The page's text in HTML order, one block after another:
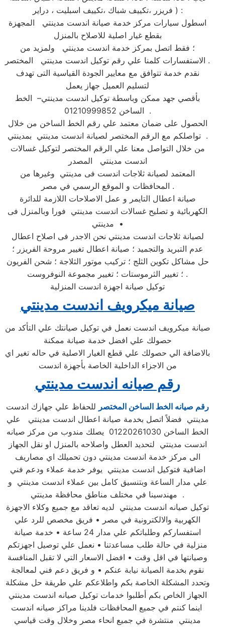
فريزر ،تكييف شباك ،تكييف اسبليت ، دراير ) :
اسطول سيارات مركز خدمة صيانة اندست مدينتي المجهزة
بقطع غيار اصلية للاصلاح بالمنزل
؛ فقط اتصل بمركز خدمة اندست مدينتي ولمزيد من
الاستفسارات كلمنا علي رقم توكيل اندست مدينتي المختصر .
نقدم خدمة تتوافق مع معايير الجودة القياسية التى تهدف
لتسليم العميل جهاز يعمل
بأقصي جهد ممكن وباسطة توكيل اندست مدينتي– الخط
الساخن 01210999852 .
الحصول على ضمان معتمد علي رقم الخط الساخن من خلال
تواصلكم مع الرقم المختصر لصيانة اندست مدينتي بمدينتي .
من خلال التواصل معنا علي الرقم المختصر لتوكيل غسالات
اندست مدينتي المصدر
المعتمد لصيانة ثلاجات اندست فى مدينتي وغيرها من
المحافظات و الموقع الرسمي في مصر .
صيانة اعطال التايمر و عمل الاصلاحات اللازمة للدائرة
الكهربائية و تصليح غسالات اندست مدينتي فورا وبالمنزل فى
مدينتي •
لصيانة ثلاجات اندست مدينتي نحن الاجدر فى اصلاح اعطال
عدم التبريد والتجميد ؛ صيانة اعطال تغيير مروحة الفريزر ؛
حل مشاكل تكوين الثلج ؛ تركيب موتور الثلاجة ؛ شحن الفريون
؛ تغيير الثرموستات ؛ تغيير مجموعة النوفروست .
توكيل صيانة اجهزة اندست المنزلية
صيانة ميكرويف اندست مدينتي
صيانة ميكرويف اندست نعمل في توكيل صيانتك علي التأكد من
حصولك علي افضل خدمة صيانة ممكنة
بالاضافة الي حصولك علي قطع الغيار الاصلية في حاله تغير اي
من الاجزاء الداخلية الخاصة بأجهزة اندست
رقم صيانه اندست مدينتي
رقم صيانه الخط الساخن المختصر للحفاظ علي جهازك اندست
مدينتي فضلاً اتصل بخدمة صيانة اعطال اندست مدينتي علي
الخط الساخن 01220261030 يصلك مندوب من مركز صيانه
اندست مدينتي لتحديد العطل واصلاحه بالمنزل او نقل الجهاز
الى مركز خدمة اندست مدينتي دون تحميلك اي مصاريف
اضافية فتوكيل اندست مدينتي يوفر خدمة عملاء ودعم فني
علي مدار الساعة وبتنسيق كامل بين عملاء اندست مدينتي و
مهندسينا في مختلف مناطق محافظة مدينتي .
توكيل صيانه اندست مدينتي لديه تعاقد مع جميع وكلاء الاجهزة
الكهربية والالكترونية في مصر • فريق مخصص للرد علي
استفساركم وطلباتكم علي مدار 24 ساعة • خدمة صيانة
منزلية في حالة طلب مساعدتنا • نعمل علي توصيل اجهزتكم
وصيانتها في اقل وقت • افضل الاسعار التي لا تقبل المنافسة
نقوم بخدمة الصيانة نيابة عنكم • و فريق دعم فني لمعالجة
وتحدد المشكلة الخاصة بكم واطلاعكم علي طريقة حل مشكلة
الجهاز الخاص بكم أطلبوا خدمات توكيل صيانه اندست مدينتي
اينما كنتم في جميع المحافظات فلدينا مراكز صيانه اندست
مدينتي منتشرة في جميع انحاء مصر وخلال وقت قياسي